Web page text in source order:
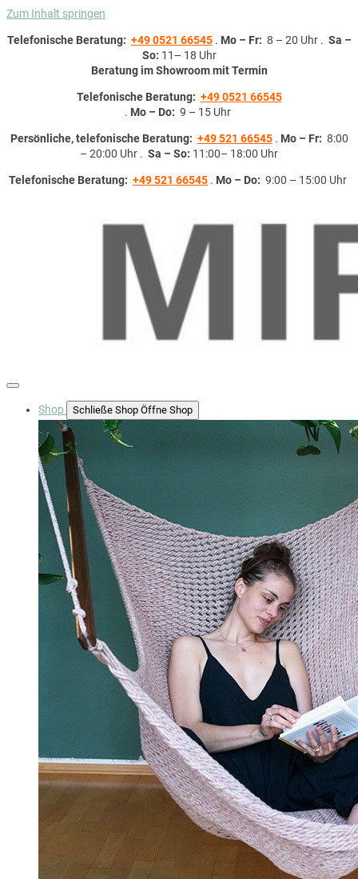
Zum Inhalt springen
Telefonische Beratung: +49 0521 66545. Mo – Fr: 8 – 20 Uhr . Sa –
So: 11– 18 Uhr
Beratung im Showroom mit Termin
Telefonische Beratung: +49 0521 66545
. Mo – Do: 9 – 15 Uhr
Persönliche, telefonische Beratung: +49 521 66545. Mo – Fr: 8:00
– 20:00 Uhr . Sa – So: 11:00– 18:00 Uhr
Telefonische Beratung: +49 521 66545 . Mo – Do: 9:00 – 15:00 Uhr
Shop Schließe Shop Öffne Shop